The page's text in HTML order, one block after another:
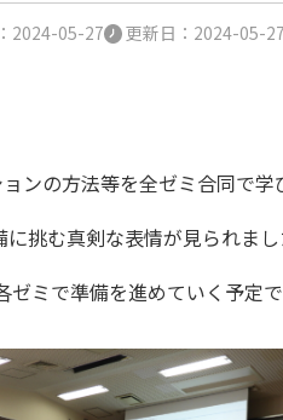
2024-05-27 更新日：2024-05-
ンの方法等を全ゼミ合同で学
挑む真剣な表情が見られまし
ミで準備を進めていく予定で